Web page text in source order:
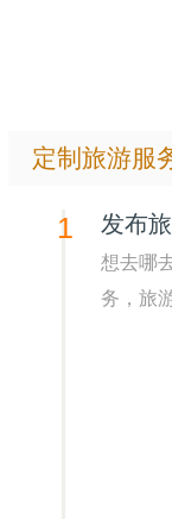
定制旅游服
1 发布
想去哪
务，旅